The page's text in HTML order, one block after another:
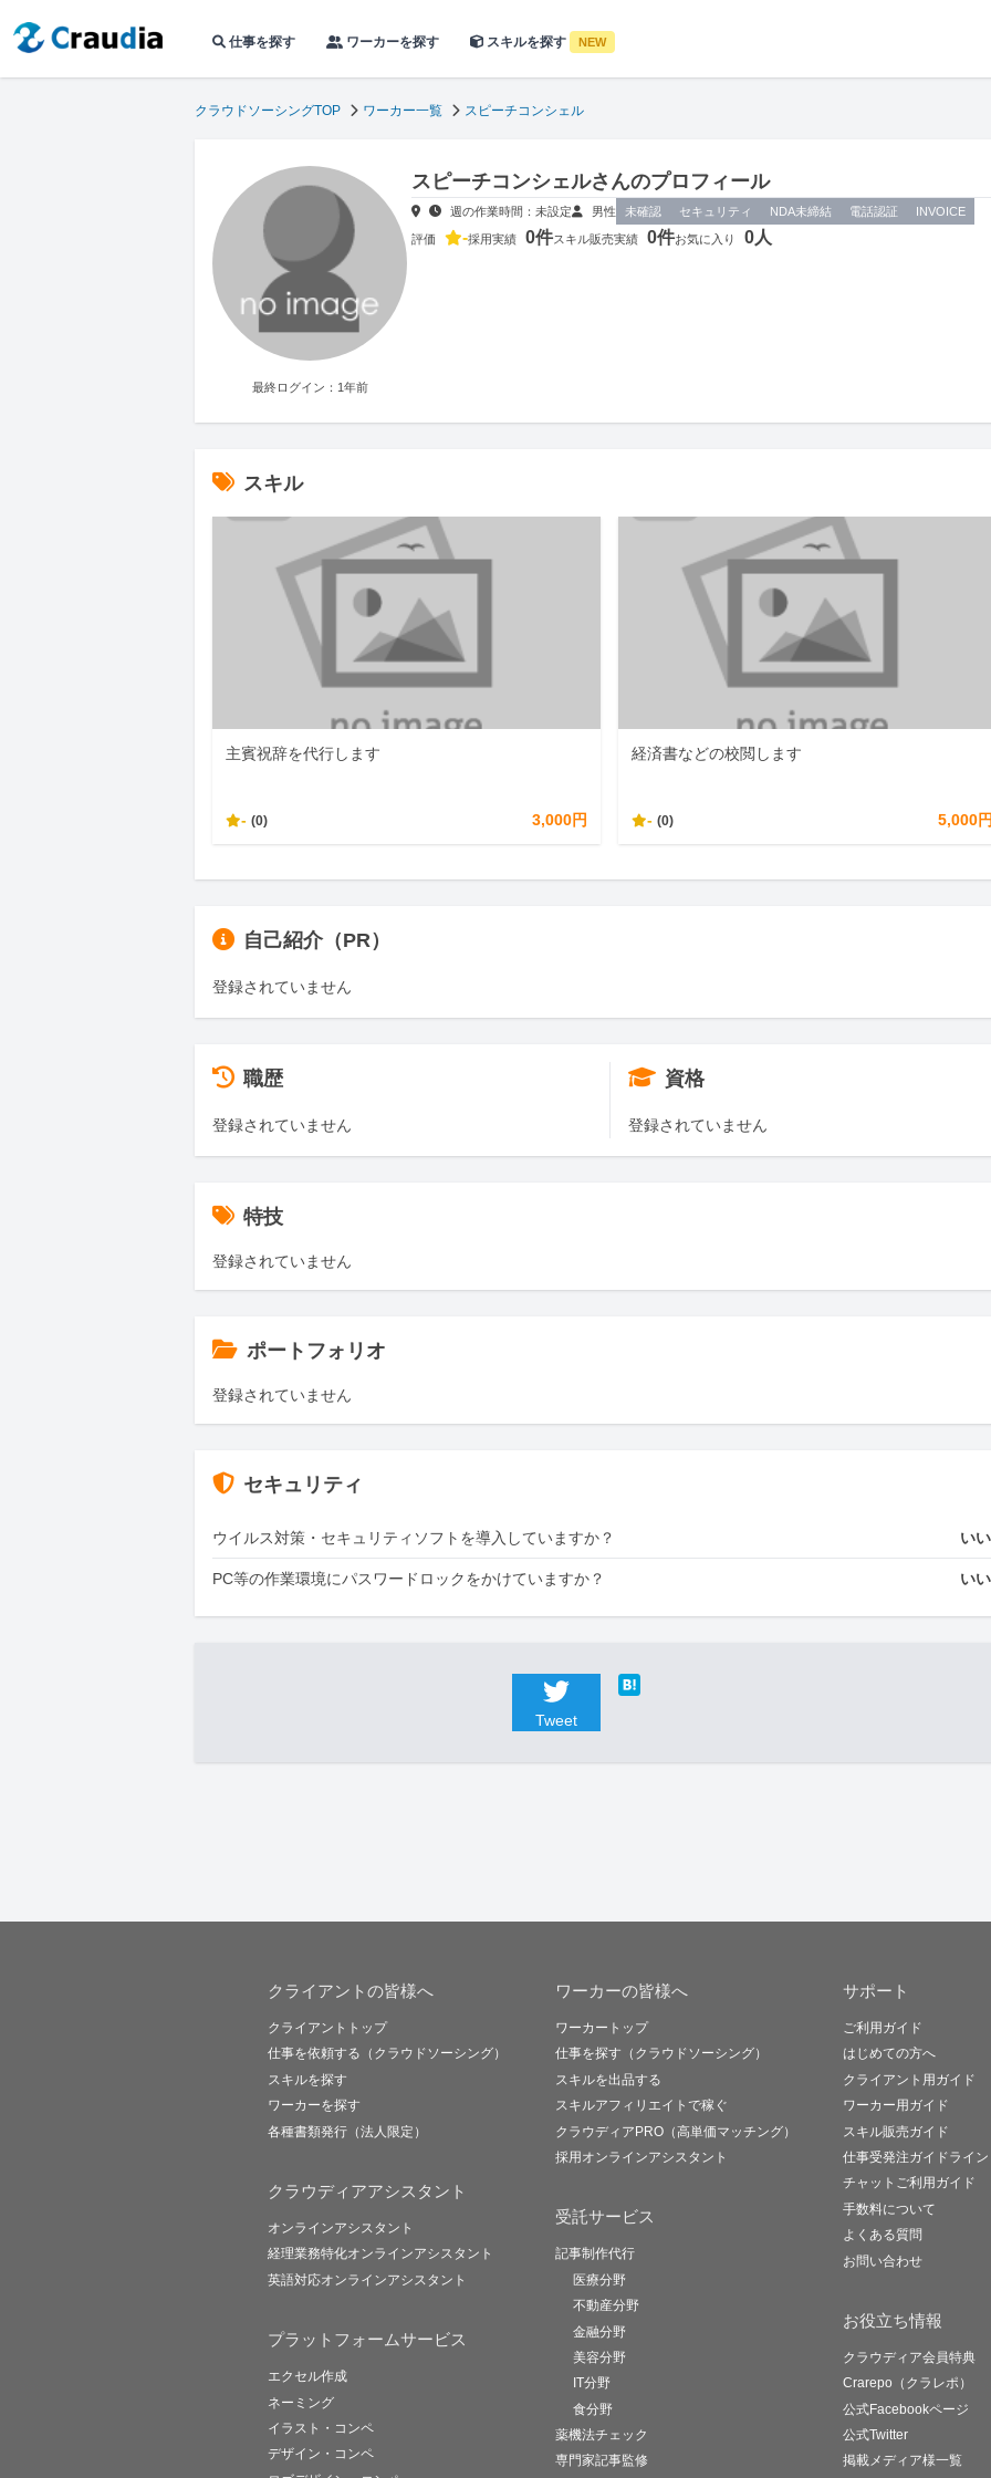
仕事を探す ワーカーを探す スキルを探す NEW
クラウドソーシングTOP ワーカー一覧 スピーチコンシェル
最終ログイン：1年前
スピーチコンシェルさんのプロフィール
週の作業時間：未設定 男性 未確認 セキュリティ NDA未締結 電話認証 INVOICE
評価 -採用実績 0件スキル販売実績 0件お気に入り 0人
スキル
主賓祝辞を代行します
- (0) 3,000円
経済書などの校閲します
- (0) 5,000
自己紹介（PR）
登録されていません
職歴
登録されていません
資格
登録されていません
特技
登録されていません
ポートフォリオ
登録されていません
セキュリティ
ウイルス対策・セキュリティソフトを導入していますか？ い
PC等の作業環境にパスワードロックをかけていますか？ い
Tweet
クライアントの皆様へ
クライアントトップ
仕事を依頼する（クラウドソーシング）
スキルを探す
ワーカーを探す
各種書類発行（法人限定）
クラウディアアシスタント
オンラインアシスタント
経理業務特化オンラインアシスタント
英語対応オンラインアシスタント
プラットフォームサービス
エクセル作成
ネーミング
イラスト・コンペ
デザイン・コンペ
ワーカーの皆様へ
ワーカートップ
仕事を探す（クラウドソーシング）
スキルを出品する
スキルアフィリエイトで稼ぐ
クラウディアPRO（高単価マッチング）
採用オンラインアシスタント
受託サービス
記事制作代行
医療分野
不動産分野
金融分野
美容分野
IT分野
食分野
薬機法チェック
専門家記事監修
サポート
ご利用ガイド
はじめての方へ
クライアント用ガイド
ワーカー用ガイド
スキル販売ガイド
仕事受発注ガイドライン
チャットご利用ガイド
手数料について
よくある質問
お問い合わせ
お役立ち情報
クラウディア会員特典
Crarepo（クラレポ）
公式Facebookページ
公式Twitter
掲載メディア様一覧